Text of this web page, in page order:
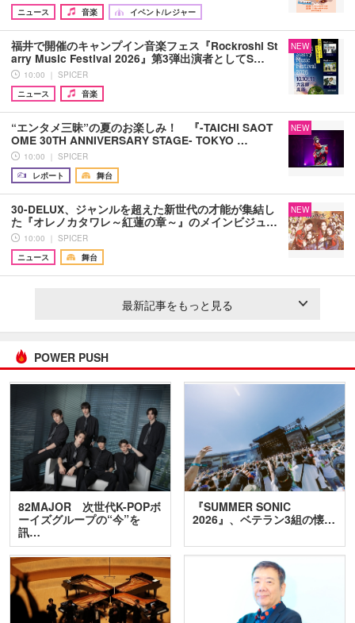
ニュース
音楽 イベント/レジャー
福井で開催のキャンプイン音楽フェス『Rockroshi St
arry Music Festival 2026』第3弾出演者としてS…
10:00 ｜ SPICER
ニュース
音楽
NEW
“エンタメ三昧”の夏のお楽しみ！ 『-TAICHI SAOT
OME 30TH ANNIVERSARY STAGE- TOKYO …
10:00 ｜ SPICER
レポート
舞台
NEW
30-DELUX、ジャンルを超えた新世代の才能が集結し
た『オレノカタワレ～紅蓮の章～』のメインビジュ…
10:00 ｜ SPICER
ニュース
舞台
NEW
最新記事をもっと見る
POWER PUSH
82MAJOR 次世代K-POPボ
ーイズグループの“今”を
訊…
『SUMMER SONIC
2026』、ベテラン3組の懐…